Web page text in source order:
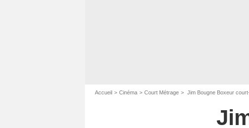
Accueil Cinéma Court Métrage Jim Bougne Boxeur